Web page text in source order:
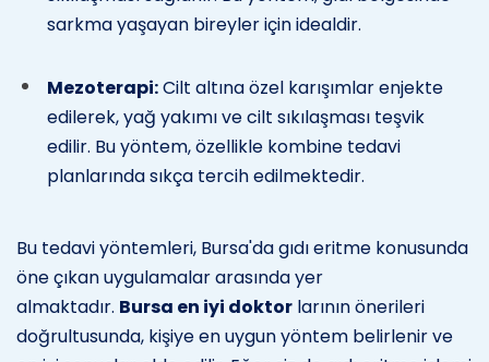
sarkma yaşayan bireyler için idealdir.
Mezoterapi:Cilt altına özel karışımlar enjekte
edilerek, yağ yakımı ve cilt sıkılaşması teşvik
edilir. Bu yöntem, özellikle kombine tedavi
planlarında sıkça tercih edilmektedir.
Bu tedavi yöntemleri, Bursa'da gıdı eritme konusunda
öne çıkan uygulamalar arasında yer
almaktadır. Bursa en iyi doktor larının önerileri
doğrultusunda, kişiye en uygun yöntem belirlenir ve